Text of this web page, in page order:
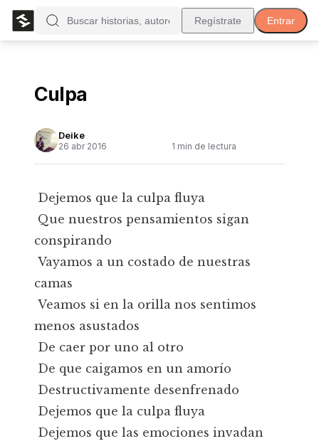
Regístrate Entrar
Culpa
Deike
26 abr 2016 1 min de lectura
Dejemos que la culpa fluya
Que nuestros pensamientos sigan
conspirando
Vayamos a un costado de nuestras
camas
Veamos si en la orilla nos sentimos
menos asustados
De caer por uno al otro
De que caigamos en un amorío
Destructivamente desenfrenado
Dejemos que la culpa fluya
Dejemos que las emociones invadan